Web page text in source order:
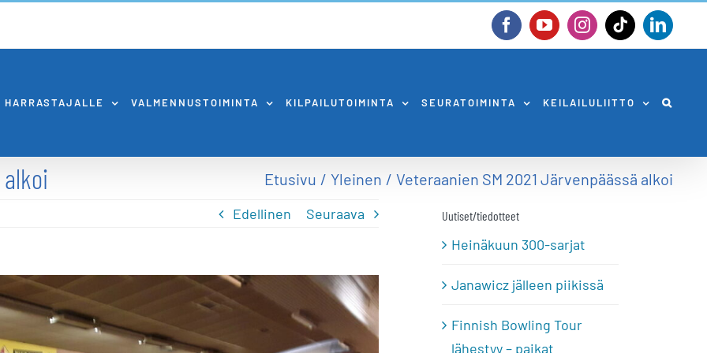
FacebookYouTubeInstagram
Tiktok
HARRASTAJALLE VALMENNUSTOIMINTA KILPAILUTOIMINTA SEURATOIMINTA KEILAILULIITTO
Etusivu Yleinen Veteraanien SM 2021 Järvenpäässä alkoi
Edellinen Seuraava Uutiset/tiedotteet
Heinäkuun 300-sarjat
Janawicz jälleen piikissä
Finnish Bowling Tour
lähestyy – paikat